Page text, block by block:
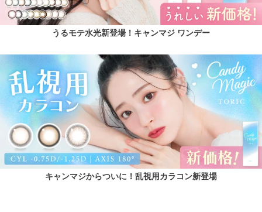
うるモテ水光新登場！キャンマジ ワンデー
キャンマジからついに！乱視用カラコン新登場